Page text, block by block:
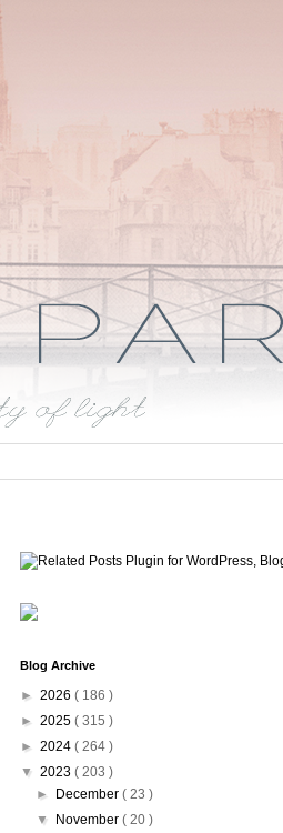
Blog Archive
► 2026 ( 186 )
► 2025 ( 315 )
► 2024 ( 264 )
▼ 2023 ( 203 )
►
December ( 23 )
▼
November ( 20 )